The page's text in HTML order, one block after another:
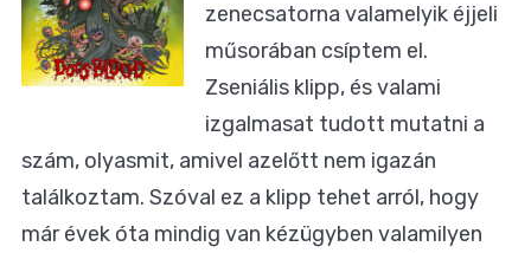
zenecsatorna valamelyik éjjeli
műsorában csíptem el.
Zseniális klipp, és valami
izgalmasat tudott mutatni a
szám, olyasmit, amivel azelőtt nem igazán
találkoztam. Szóval ez a klipp tehet arról, hogy
már évek óta mindig van kézügyben valamilyen